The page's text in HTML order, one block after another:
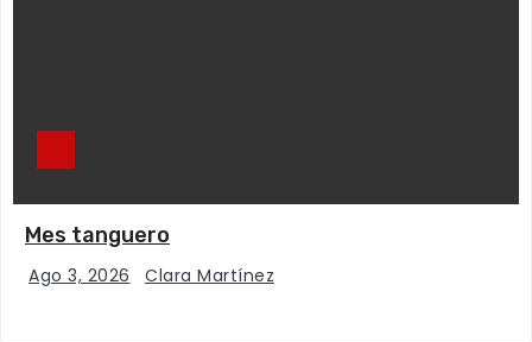
Mes tanguero
Ago 3, 2026 Clara Martínez